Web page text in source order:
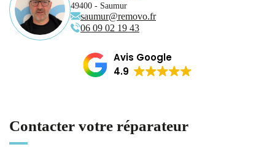
49400 - Saumur
saumur@removo.fr
06 09 02 19 43
Avis Google
4.9
Contacter votre réparateur